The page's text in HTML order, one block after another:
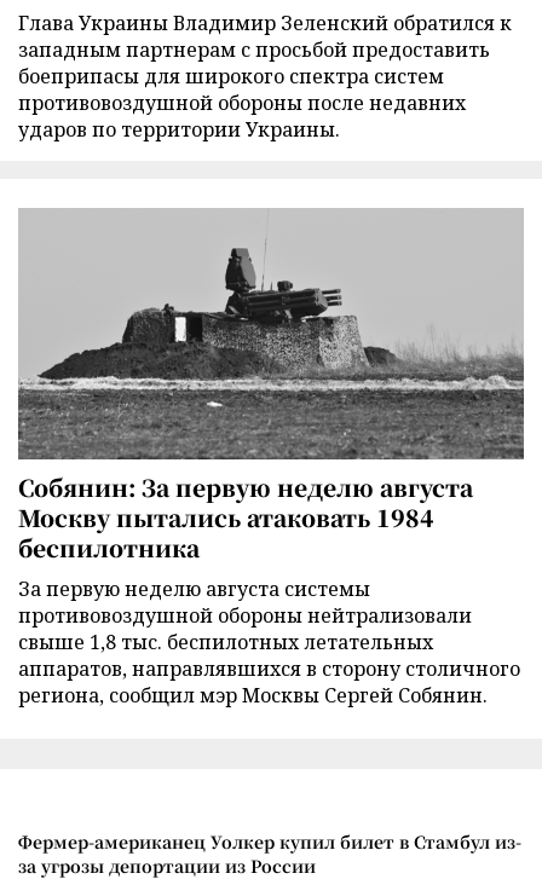
Глава Украины Владимир Зеленский обратился к
западным партнерам с просьбой предоставить
боеприпасы для широкого спектра систем
противовоздушной обороны после недавних
ударов по территории Украины.
Собянин: За первую неделю августа
Москву пытались атаковать 1984
беспилотника
За первую неделю августа системы
противовоздушной обороны нейтрализовали
свыше 1,8 тыс. беспилотных летательных
аппаратов, направлявшихся в сторону столичного
региона, сообщил мэр Москвы Сергей Собянин.
Фермер-американец Уолкер купил билет в Стамбул из-
за угрозы депортации из России